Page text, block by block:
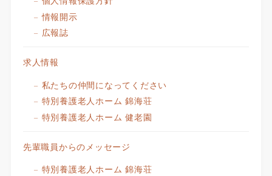
情報開示
広報誌
求人情報
私たちの仲間になってください
特別養護老人ホーム 錦海荘
特別養護老人ホーム 健老園
先輩職員からのメッセージ
特別養護老人ホーム 錦海荘